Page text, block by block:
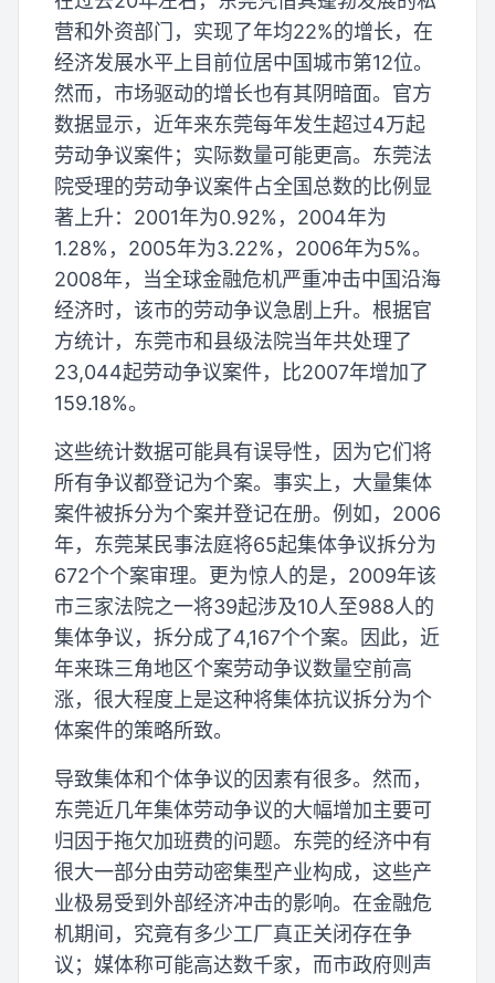
营和外资部门，实现了年均22%的增长，在
经济发展水平上目前位居中国城市第12位。
然而，市场驱动的增长也有其阴暗面。官方
数据显示，近年来东莞每年发生超过4万起
劳动争议案件；实际数量可能更高。东莞法
院受理的劳动争议案件占全国总数的比例显
著上升：2001年为0.92%，2004年为
1.28%，2005年为3.22%，2006年为5%。
2008年，当全球金融危机严重冲击中国沿海
经济时，该市的劳动争议急剧上升。根据官
方统计，东莞市和县级法院当年共处理了
23,044起劳动争议案件，比2007年增加了
159.18%。
这些统计数据可能具有误导性，因为它们将
所有争议都登记为个案。事实上，大量集体
案件被拆分为个案并登记在册。例如，2006
年，东莞某民事法庭将65起集体争议拆分为
672个个案审理。更为惊人的是，2009年该
市三家法院之一将39起涉及10人至988人的
集体争议，拆分成了4,167个个案。因此，近
年来珠三角地区个案劳动争议数量空前高
涨，很大程度上是这种将集体抗议拆分为个
体案件的策略所致。
导致集体和个体争议的因素有很多。然而，
东莞近几年集体劳动争议的大幅增加主要可
归因于拖欠加班费的问题。东莞的经济中有
很大一部分由劳动密集型产业构成，这些产
业极易受到外部经济冲击的影响。在金融危
机期间，究竟有多少工厂真正关闭存在争
议；媒体称可能高达数千家，而市政府则声